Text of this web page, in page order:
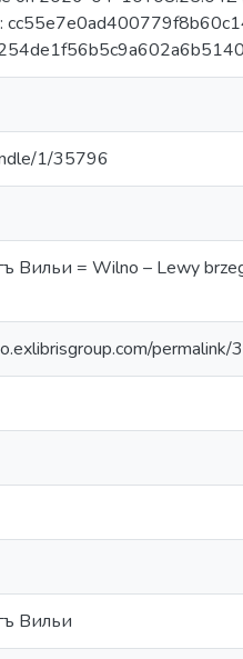
1/35796
Вильи = Wilno – Lewy
Вильи